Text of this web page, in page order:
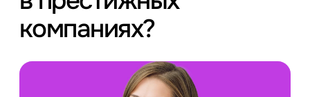
компаниях?